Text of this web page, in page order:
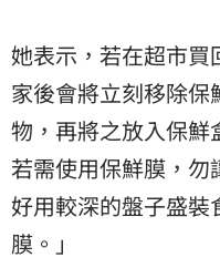
她表示，若在超市買
家後會將立刻移除
物，再將之放入保鮮
若需使用保鮮膜，
好用較深的盤子盛
膜。」